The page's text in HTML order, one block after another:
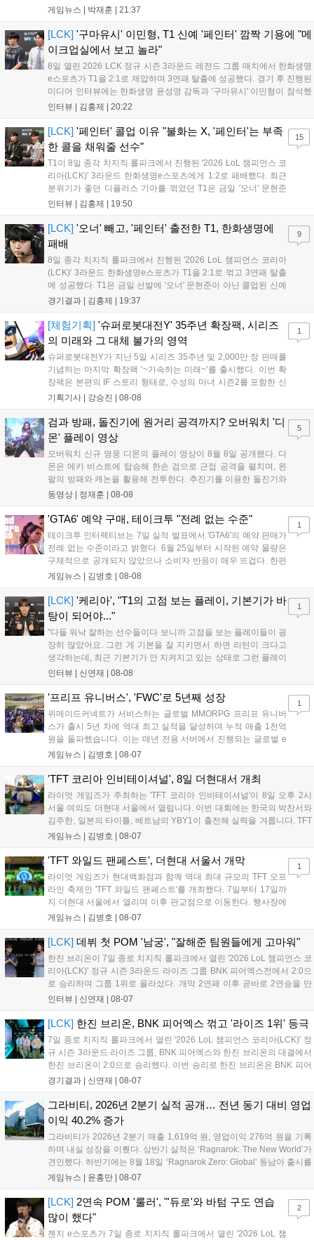
통해 월드 콘텐츠가 추가될 예정이며, 이를 통해 추후 주신 및 절대신에
더욱 가속화될 전망이다....
게임뉴스 | 박재훈 | 21:37
[LCK] '구마유시' 이민형, T1 신예 '페인터' 깜짝 기용에 "메
이크업실에서 보고 놀라"
8일 열린 2026 LCK 정규 시즌 3라운드 레전드 그룹 매치에서 한화생명
e스포츠가 T1을 2:1로 제압하며 3연패 탈출에 성공했다. 경기 후 진행된
미디어 인터뷰에는 한화생명 윤성영 감독과 '구마유시' 이민형이 참석했
다. 먼저 승리 소감에 대해 윤성영 감독은 "오랜만에 승리해 기분이 좋고,
인터뷰 | 김홍제 | 20:22
[LCK] '페인터' 콜업 이유 "불화는 X, '페인터'는 부족
한 콜을 채워줄 선수"
T1이 8일 종각 치지직 롤파크에서 진행된 '2026 LoL 챔피언스 코
리아(LCK)' 3라운드 한화생명e스포츠에게 1:2로 패배했다. 최근
분위기가 좋던 디플러스 기아를 꺾었던 T1은 금일 '오너' 문현준
을 빼고 신예 '페인터' 김은후를 투입시키는 강수를 뒀으나 결국
즈' 김수환의 인터뷰 내...
인터뷰 | 김홍제 | 19:50
15
[LCK] '오너' 빼고, '페인터' 출전한 T1, 한화생명에
패배
8일 종각 치지직 롤파크에서 진행된 '2026 LoL 챔피언스 코리아
(LCK)' 3라운드 한화생명e스포츠가 T1을 2:1로 꺾고 3연패 탈출
에 성공했다. T1은 금일 선발에 '오너' 문현준이 아닌 콜업된 신예
'페인터' 김은후를 투입했지만, 결국 1:2로 패배하고 말았다. T1은
을 빼냈다....
경기결과 | 김홍제 | 19:37
9
[체험기획] '슈퍼로봇대전Y' 35주년 확장팩, 시리즈
의 미래와 그 대체 불가의 영역
슈퍼로봇대전Y가 지난 5일 시리즈 35주년 및 2,000만 장 판매를
기념하는 마지막 확장팩 ‘~가속하는 미래~’를 출시했다. 이번 확
장팩은 본편의 IF 스토리 형태로, 수성의 마녀 시즌2를 포함한 신
규 참전작과 크로스오버 합체기를 선보이며 작품을 완결 짓는다.
하는 몰입감 있는 서사와 조합을 구현하며 시리즈의 미래를 향한
새로운 가능성을 제시했다....
기획기사 | 강승진 | 08-08
1
검과 방패, 돌진기에 원거리 공격까지? 오버워치 '디
몬' 플레이 영상
오버워치 신규 영웅 디몬의 플레이 영상이 8월 8일 공개됐다. 디
몬은 메카 비스트에 탑승해 한손 검으로 근접 공격을 펼치며, 왼
팔의 방패와 캐논을 활용해 전투한다. 추진기를 이용한 돌진기와
참격 형태의 궁극기를 보유했고, 메카 파괴 시 맨몸으로 기관총을
산의 영웅들 업데이트를 통해 정식 출시될 예정이다....
동영상 | 정재훈 | 08-08
5
'GTA6' 예약 구매, 테이크투 "전례 없는 수준"
테이크투 인터랙티브는 7일 실적 발표에서 'GTA6'의 예약 판매가
전례 없는 수준이라고 밝혔다. 6월 25일부터 시작된 예약 물량은
구체적으로 공개되지 않았으나 소비자 반응이 매우 뜨겁다. 한편
11월 19일 PS5와 Xbox 시리즈 X|S로 정식 출시될 예정이며, 록
상 'Grand Theft Auto VI: An Extended Look'을 최초 공개할 계획
이다....
게임뉴스 | 김병호 | 08-08
1
[LCK] '케리아', "T1의 고점 보는 플레이, 기본기가 바
탕이 되어야..."
"다들 워낙 잘하는 선수들이다 보니까 고점을 보는 플레이들이 굉
장히 많았어요. 그런 게 기본을 잘 지키면서 하면 리턴이 크다고
생각하는데, 최근 기본기가 안 지켜지고 있는 상태로 그런 플레이
를 추구하다 보니까 팀적으로 안 좋은 사고가 계속 많이 났던 것
LoL 챔피언스 코리아(LCK)'...
인터뷰 | 신연재 | 08-08
1
'프리프 유니버스', 'FWC'로 5년째 성장
위메이드커넥트가 서비스하는 글로벌 MMORPG 프리프 유니버
스가 출시 5년 차에 역대 최고 실적을 달성하며 누적 매출 1천억
원을 돌파했습니다. 이는 매년 전용 서버에서 진행되는 글로벌 e
스포츠 대회 FWC의 영향이 큽니다. FWC는 이용자가 동일한 조
은 전년 대비 매출과 이용자 지표가 대폭 상승하는 성과를 냈습니
FWC 그랜드 파이널이 개최될 예정이며, 위메이드커넥트는 이를
통해 커뮤니티 중심의 장기 성장 모델을 지속할 방침입니다....
게임뉴스 | 김병호 | 08-07
1
'TFT 코리아 인비테이셔널', 8일 더현대서 개최
라이엇 게임즈가 주최하는 'TFT 코리아 인비테이셔널'이 8일 오후 2시
서울 여의도 더현대 서울에서 열립니다. 이번 대회에는 한국의 박찬서와
김주한, 일본의 타이틀, 베트남의 YBY1이 출전해 실력을 겨룹니다. TFT
는 소속팀 없이 개인 자격으로 참가하는 독특한 대회 구조를 가지며, 누
17일까지 이어지는 이번 행사는 신규 세트 체험과 공연 등 다양한 즐길
거리를 제공하며, 이후 현대백화점 판교점에서도 행사가 이어질 예정입
니다. 연말에는 라스베이거스 오픈이 개최됩니다....
게임뉴스 | 김병호 | 08-07
'TFT 와일드 팬페스트', 더현대 서울서 개막
라이엇 게임즈가 현대백화점과 함께 역대 최대 규모의 TFT 오프
라인 축제인 'TFT 와일드 팬페스트'를 개최했다. 7일부터 17일까
지 더현대 서울에서 열리며 이후 판교점으로 이동한다. 행사장에
는 체험, 스페셜, 무대 존이 마련됐으며 8일 오후 2시 인비테이셔
연 등 다채로운 일정이 준비되어 있다. 사전 예약은 조기 마감될
게임뉴스 | 김병호 | 08-07
1
[LCK] 데뷔 첫 POM '남궁', "잘해준 팀원들에게 고마워"
한진 브리온이 7일 종로 치지직 롤파크에서 열린 '2026 LoL 챔피언스 코
리아(LCK)' 정규 시즌 3라운드 라이즈 그룹 BNK 피어엑스전에서 2:0으
로 승리하며 그룹 1위로 올라섰다. 개막 2연패 이후 곧바로 2연승을 만
들어내면서 이어질 4라운드에 대한 기대감을 올렸다. 다음은 이날 데뷔
인터뷰 | 신연재 | 08-07
[LCK] 한진 브리온, BNK 피어엑스 꺾고 '라이즈 1위' 등극
7일 종로 치지직 롤파크에서 열린 '2026 LoL 챔피언스 코리아(LCK)' 정
규 시즌 3라운드 라이즈 그룹, BNK 피어엑스와 한진 브리온의 대결에서
한진 브리온이 2:0으로 승리했다. 이번 승리로 한진 브리온은 BNK 피어
엑스를 제치고 라이즈 그룹 1위로 올라섰다. 1세트, 한진 브리온이 '로머'
경기결과 | 신연재 | 08-07
그라비티, 2026년 2분기 실적 공개… 전년 동기 대비 영업
이익 40.2% 증가
그라비티가 2026년 2분기 매출 1,619억 원, 영업이익 276억 원을 기록
하며 내실 성장을 이뤘다. 상반기 실적은 ‘Ragnarok: The New World’가
견인했다. 하반기에는 8월 18일 ‘Ragnarok Zero: Global’ 동남아 출시를
시작으로 9월 3일 ‘달려라 헤베레케 EX’, 9월 22일 ‘갈바테인’ 등 다양한
이’ 출시가 예정돼 있으며, 2027년에는 ‘Ragnarok 3’ 등 대작을 글로벌
출시할 계획이다. 그라비티는 조인트벤처 설립과 라그나로크 에코 시스
템 구축을 통해 신성장 동력을 확보할 방침이다....
게임뉴스 | 윤홍만 | 08-07
[LCK] 2연속 POM '룰러', "'듀로'와 바텀 구도 연습
많이 했다"
젠지 e스포츠가 7일 종로 치지직 롤파크에서 열린 '2026 LoL 챔
2